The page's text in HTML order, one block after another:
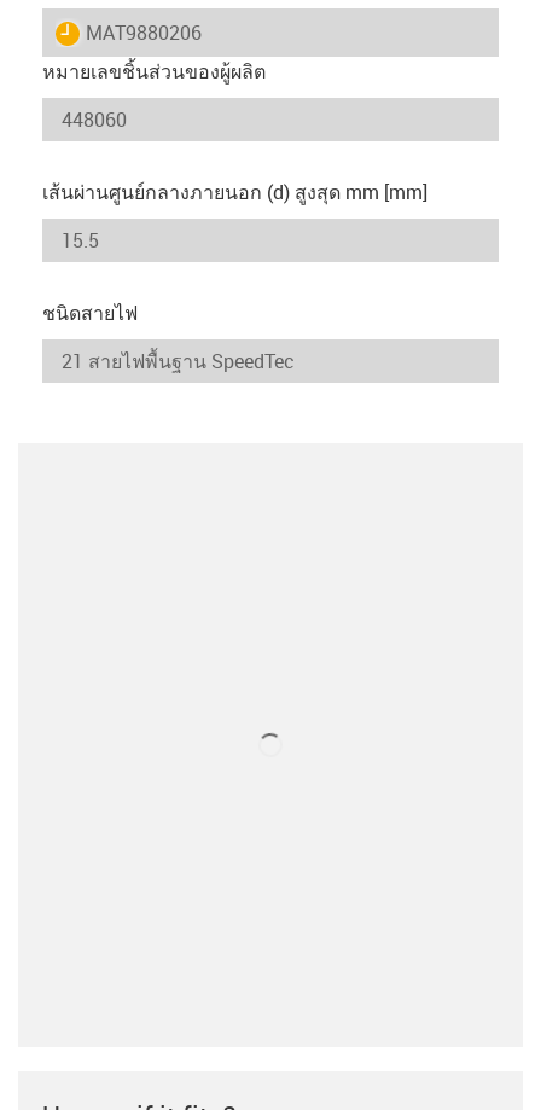
igus-icon-lieferzeit
MAT9880206
หมายเลขชิ้นส่วนของผู้ผลิต
เส้นผ่านศูนย์กลางภายนอก (d) สูงสุด mm [mm]
ชนิดสายไฟ